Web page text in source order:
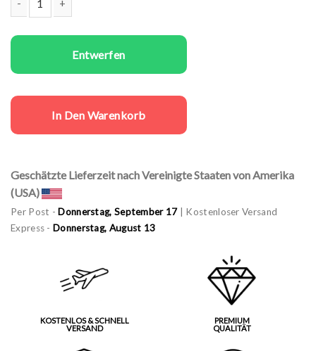
Entwerfen
In Den Warenkorb
Geschätzte Lieferzeit nach Vereinigte Staaten von Amerika
(USA)
Per Post -Donnerstag, September 17| Kostenloser Versand
Express - Donnerstag, August 13
KOSTENLOS & SCHNELL
VERSAND
PREMIUM
QUALITÄT